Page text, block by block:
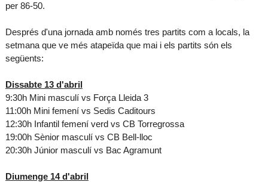
per 86-50.
Després d'una jornada amb només tres partits com a locals, la
setmana que ve més atapeïda que mai i els partits són els
següents:
Dissabte 13 d'abril
9:30h Mini masculí vs Força Lleida 3
11:00h Mini femení vs Sedis Caditours
12:30h Infantil femení verd vs CB Torregrossa
19:00h Sènior masculí vs CB Bell-lloc
20:30h Júnior masculí vs Bac Agramunt
Diumenge 14 d'abril